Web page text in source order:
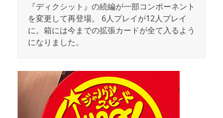
『ディクシット』の続編が一部コンポーネント
を変更して再登場。 6人プレイが12人プレイ
に。箱には今までの拡張カードが全て入るよう
になりました。